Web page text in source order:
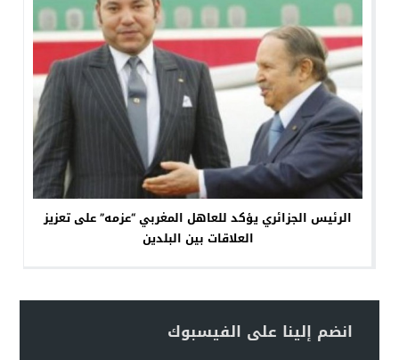
الرئيس الجزائري يؤكد للعاهل المغربي “عزمه” على تعزيز
العلاقات بين البلدين
انضم إلينا على الفيسبوك